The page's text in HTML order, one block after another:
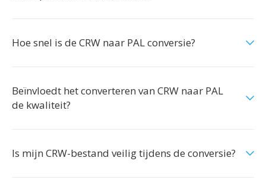
Hoe snel is de CRW naar PAL conversie?
Beïnvloedt het converteren van CRW naar PAL
de kwaliteit?
Is mijn CRW-bestand veilig tijdens de conversie?